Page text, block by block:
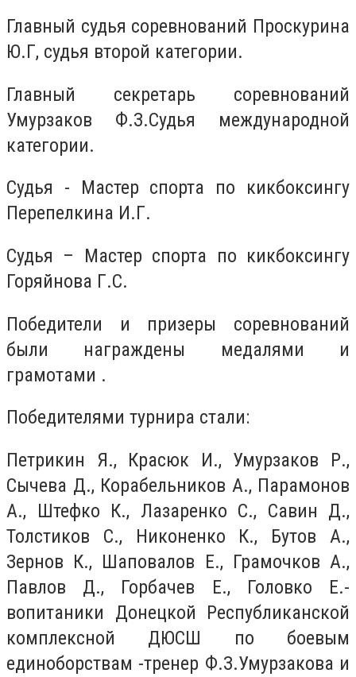
Главный судья соревнований Проскурина
Ю.Г, судья второй категории.
Главный секретарь соревнований
Умурзаков Ф.З.Судья международной
категории.
Судья - Мастер спорта по кикбоксингу
Перепелкина И.Г.
Судья – Мастер спорта по кикбоксингу
Горяйнова Г.С.
Победители и призеры соревнований
были награждены медалями и
грамотами .
Победителями турнира стали:
Петрикин Я., Красюк И., Умурзаков Р.,
Сычева Д., Корабельников А., Парамонов
А., Штефко К., Лазаренко С., Савин Д.,
Толстиков С., Никоненко К., Бутов А.,
Зернов К., Шаповалов Е., Грамочков А.,
Павлов Д., Горбачев Е., Головко Е.-
вопитаники Донецкой Республиканской
комплексной ДЮСШ по боевым
единоборствам -тренер Ф.З.Умурзакова и